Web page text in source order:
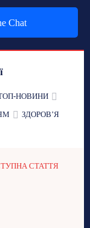
Chat
НОВИНИ
ЗДОРОВʼЯ
СТАТТЯ